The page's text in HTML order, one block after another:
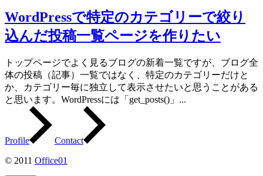
WordPressで特定のカテゴリーで絞り
込んだ投稿一覧ページを作りたい
トップページでよく見るブログの新着一覧ですが、ブログ全
体の投稿（記事）一覧ではなく、特定のカテゴリーだけと
か、カテゴリー毎に独立して表示させたいと思うことがある
と思います。WordPressには「get_posts()」...
Profile
Contact
© 2011 Office01